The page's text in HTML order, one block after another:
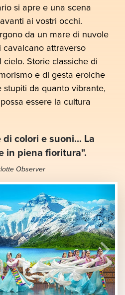
si apre e una scena
ai vostri occhi.
da un mare di nuvole
attraverso
Storie classiche di
e di gesta eroiche
stupiti da quanto vibrante,
essere la cultura
colori e suoni... La
in piena fioritura".
Observer